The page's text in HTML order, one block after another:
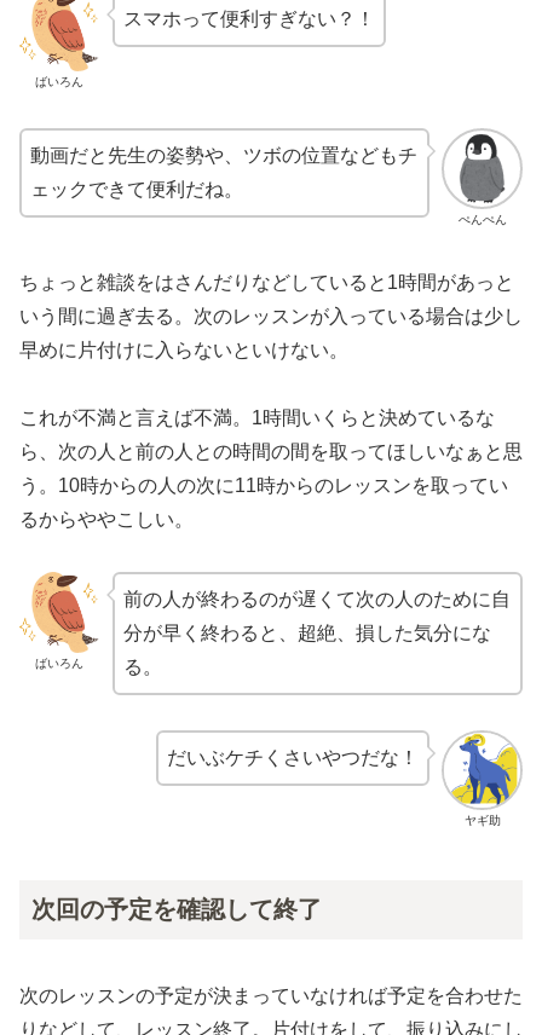
ばいろん
スマホって便利すぎない？！
ぺんぺん
動画だと先生の姿勢や、ツボの位置などもチ
ェックできて便利だね。
ちょっと雑談をはさんだりなどしていると1時間があっと
いう間に過ぎ去る。次のレッスンが入っている場合は少し
早めに片付けに入らないといけない。
これが不満と言えば不満。1時間いくらと決めているな
ら、次の人と前の人との時間の間を取ってほしいなぁと思
う。10時からの人の次に11時からのレッスンを取ってい
るからややこしい。
ばいろん
前の人が終わるのが遅くて次の人のために自
分が早く終わると、超絶、損した気分にな
る。
ヤギ助
だいぶケチくさいやつだな！
次回の予定を確認して終了
次のレッスンの予定が決まっていなければ予定を合わせた
りなどして、レッスン終了。片付けをして、振り込みにし